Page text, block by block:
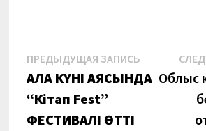
Навигация
по
записям
ПРЕДЫДУЩАЯ ЗАПИСЬ
запись:
ҚАЛА КҮНІ АЯСЫНДА
“Кітап Fest”
ФЕСТИВАЛІ ӨТТІ
Облыс